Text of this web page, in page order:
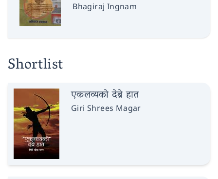
Bhagiraj Ingnam
Shortlist
एकलव्यको देब्रे हात
Giri Shrees Magar